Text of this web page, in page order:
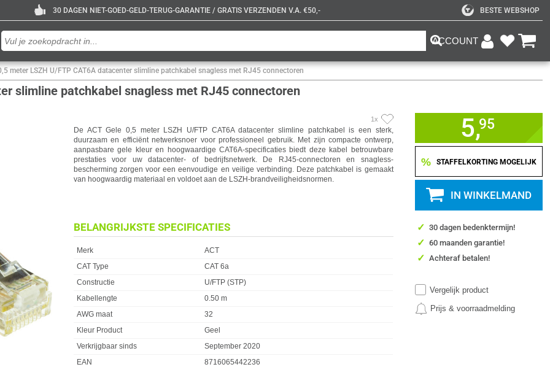
30 DAGEN NIET-GOED-GELD-TERUG-GARANTIE / GRATIS VERZENDEN V.A. €50,- BESTE WEBSHOP
ACCOUNT
meter LSZH U/FTP CAT6A datacenter slimline patchkabel snagless met RJ45 connectoren
slimline patchkabel snagless met RJ45 connectoren
1x
De ACT Gele 0,5 meter LSZH U/FTP CAT6A datacenter slimline patchkabel is een sterk,
duurzaam en efficiënt netwerksnoer voor professioneel gebruik. Met zijn compacte ontwerp,
aanpasbare gele kleur en hoogwaardige CAT6A-specificaties biedt deze kabel betrouwbare
prestaties voor uw datacenter- of bedrijfsnetwerk. De RJ45-connectoren en snagless-
bescherming zorgen voor een eenvoudige en veilige verbinding. Deze patchkabel is gemaakt
van hoogwaardig materiaal en voldoet aan de LSZH-brandveiligheidsnormen.
BELANGRIJKSTE SPECIFICATIES
Eigenschap
Merk
ACT
CAT Type
CAT 6a
Constructie
U/FTP (STP)
Kabellengte
0.50 m
AWG maat
32
Kleur Product
Geel
Verkrijgbaar sinds
September 2020
EAN
8716065442236
5,95
% STAFFELKORTING MOGELIJK
IN WINKELMAND
✓ 30 dagen bedenktermijn!
✓ 60 maanden garantie!
✓ Achteraf betalen!
Vergelijk product
Prijs & voorraadmelding